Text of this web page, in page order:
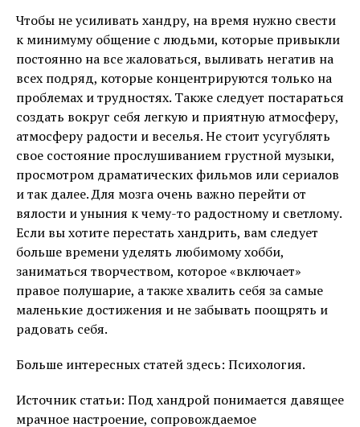
Чтобы не усиливать хандру, на время нужно свести
к минимуму общение с людьми, которые привыкли
постоянно на все жаловаться, выливать негатив на
всех подряд, которые концентрируются только на
проблемах и трудностях. Также следует постараться
создать вокруг себя легкую и приятную атмосферу,
атмосферу радости и веселья. Не стоит усугублять
свое состояние прослушиванием грустной музыки,
просмотром драматических фильмов или сериалов
и так далее. Для мозга очень важно перейти от
вялости и уныния к чему-то радостному и светлому.
Если вы хотите перестать хандрить, вам следует
больше времени уделять любимому хобби,
заниматься творчеством, которое «включает»
правое полушарие, а также хвалить себя за самые
маленькие достижения и не забывать поощрять и
радовать себя.
Больше интересных статей здесь: Психология.
Источник статьи: Под хандрой понимается давящее
мрачное настроение, сопровождаемое